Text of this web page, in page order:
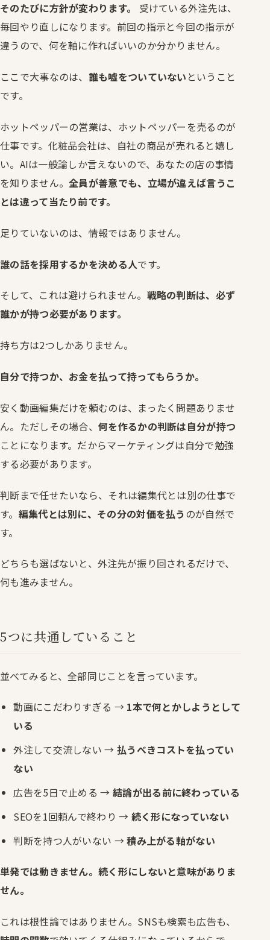
そのたびに方針が変わります。
受けている外注先は、
毎回やり直しになります。前回の指示と今回の指示が
違うので、何を軸に作ればいいのか分かりません。
ここで大事なのは、 誰も嘘をついていない ということ
です。
ホットペッパーの営業は、ホットペッパーを売るのが
仕事です。化粧品会社は、自社の商品が売れると嬉し
い。AIは一般論しか言えないので、あなたの店の事情
を知りません。全員が善意でも、立場が違えば言うこ
とは違って当たり前です。
足りていないのは、情報ではありません。
誰の話を採用するかを決める人です。
そして、これは避けられません。 戦略の判断は、必ず
誰かが持つ必要があります。
持ち方は2つしかありません。
自分で持つか、お金を払って持ってもらうか。
安く動画編集だけを頼むのは、まったく問題ありませ
ん。ただしその場合、何を作るかの判断は自分が持つ
ことになります。だからマーケティングは自分で勉強
する必要があります。
判断まで任せたいなら、それは編集代とは別の仕事で
す。 編集代とは別に、その分の対価を払う のが自然で
す。
どちらも選ばないと、外注先が振り回されるだけで、
何も進みません。
5つに共通していること
並べてみると、全部同じことを言っています。
動画にこだわりすぎる → 1本で何とかしようとして
いる
外注して交流しない → 払うべきコストを払ってい
ない
広告を5日で止める → 結論が出る前に終わっている
SEOを1回頼んで終わり → 続く形になっていない
判断を持つ人がいない →積み上がる軸がない
単発では動きません。続く形にしないと意味がありま
せん。
これは根性論ではありません。SNSも検索も広告も、